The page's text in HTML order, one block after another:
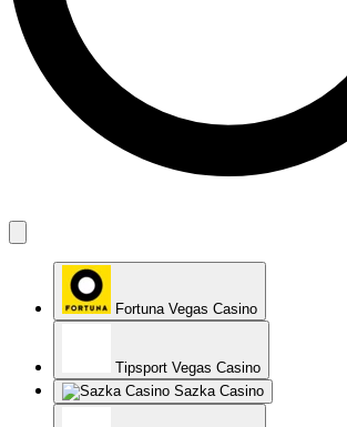
Fortuna Vegas Casino
Tipsport Vegas Casino
Sazka Casino